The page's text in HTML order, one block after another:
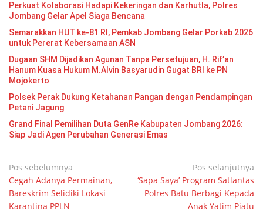
Perkuat Kolaborasi Hadapi Kekeringan dan Karhutla, Polres
Jombang Gelar Apel Siaga Bencana
Semarakkan HUT ke-81 RI, Pemkab Jombang Gelar Porkab 2026
untuk Pererat Kebersamaan ASN
Dugaan SHM Dijadikan Agunan Tanpa Persetujuan, H. Rif’an
Hanum Kuasa Hukum M.Alvin Basyarudin Gugat BRI ke PN
Mojokerto
Polsek Perak Dukung Ketahanan Pangan dengan Pendampingan
Petani Jagung
Grand Final Pemilihan Duta GenRe Kabupaten Jombang 2026:
Siap Jadi Agen Perubahan Generasi Emas
Navigasi
pos
Pos sebelumnya
Cegah Adanya Permainan,
Bareskrim Selidiki Lokasi
Karantina PPLN
Pos selanjutnya
‘Sapa Saya’ Program Satlantas
Polres Batu Berbagi Kepada
Anak Yatim Piatu